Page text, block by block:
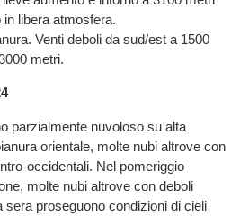
in libera atmosfera.
Venti deboli da sud/est a 1500
metri.
parzialmente nuvoloso su alta
orientale, molte nubi altrove con
occidentali. Nel pomeriggio
molte nubi altrove con deboli
sera proseguono condizioni di cieli